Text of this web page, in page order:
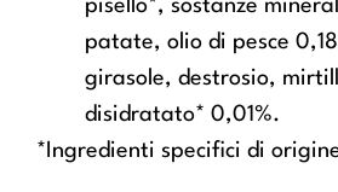
pisello*, sostanze
patate, olio di pesce
girasole, destrosio,
disidratato* 0,01%.
*Ingredienti specifici di